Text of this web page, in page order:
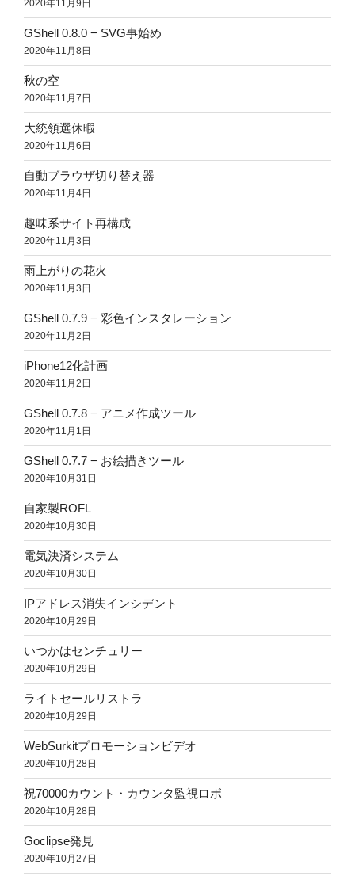
2020年11月9日
GShell 0.8.0 − SVG事始め
2020年11月8日
秋の空
2020年11月7日
大統領選休暇
2020年11月6日
自動ブラウザ切り替え器
2020年11月4日
趣味系サイト再構成
2020年11月3日
雨上がりの花火
2020年11月3日
GShell 0.7.9 − 彩色インスタレーション
2020年11月2日
iPhone12化計画
2020年11月2日
GShell 0.7.8 − アニメ作成ツール
2020年11月1日
GShell 0.7.7 − お絵描きツール
2020年10月31日
自家製ROFL
2020年10月30日
電気決済システム
2020年10月30日
IPアドレス消失インシデント
2020年10月29日
いつかはセンチュリー
2020年10月29日
ライトセールリストラ
2020年10月29日
WebSurkitプロモーションビデオ
2020年10月28日
祝70000カウント・カウンタ監視ロボ
2020年10月28日
Goclipse発見
2020年10月27日